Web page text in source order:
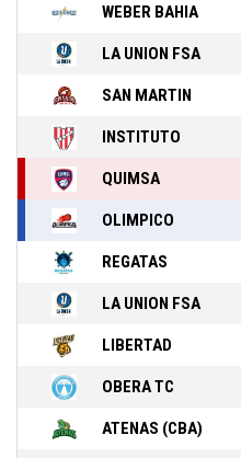
WEBER BAHIA
LA UNION FSA
SAN MARTIN
INSTITUTO
QUIMSA
OLIMPICO
REGATAS
LA UNION FSA
LIBERTAD
OBERA TC
ATENAS (CBA)